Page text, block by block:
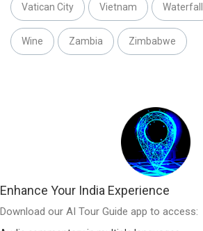
Vatican City Vietnam Waterfall
Wine Zambia Zimbabwe
Enhance Your India Experience
Download our AI Tour Guide app to access: